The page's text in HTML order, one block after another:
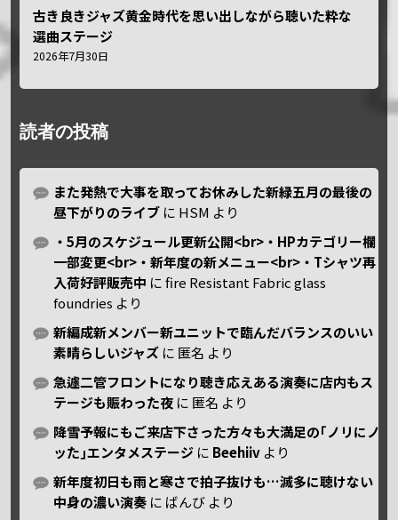
古き良きジャズ黄金時代を思い出しながら聴いた粋な
選曲ステージ
2026年7月30日
読者の投稿
また発熱で大事を取ってお休みした新緑五月の最後の
昼下がりのライブ に HSM より
・5月のスケジュール更新公開<br>・HPカテゴリー欄
一部変更<br>・新年度の新メニュー<br>・Tシャツ再
入荷好評販売中 にfire Resistant Fabric glass
foundries より
新編成新メンバー新ユニットで臨んだバランスのいい
素晴らしいジャズ に 匿名 より
急遽二管フロントになり聴き応えある演奏に店内もス
テージも賑わった夜 に 匿名 より
降雪予報にもご来店下さった方々も大満足の｢ノリにノ
ッた｣エンタメステージ に Beehiiv より
新年度初日も雨と寒さで拍子抜けも…滅多に聴けない
中身の濃い演奏 に ばんび より